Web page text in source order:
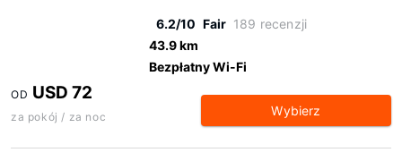
6.2/10 Fair 189 recenzji
43.9 km
Bezpłatny Wi-Fi
OD USD 72
za pokój / za noc Wybierz